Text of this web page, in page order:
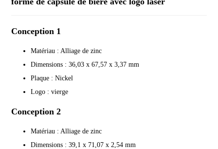
Conception 1
Matériau : Alliage de zinc
Dimensions : 36,03 x 67,57 x 3,37 mm
Plaque : Nickel
Logo : vierge
Conception 2
Matériau : Alliage de zinc
Dimensions : 39,1 x 71,07 x 2,54 mm